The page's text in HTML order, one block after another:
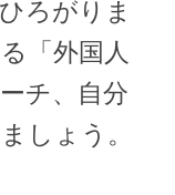
ろがりま
「外国人
チ、自分
しょう。